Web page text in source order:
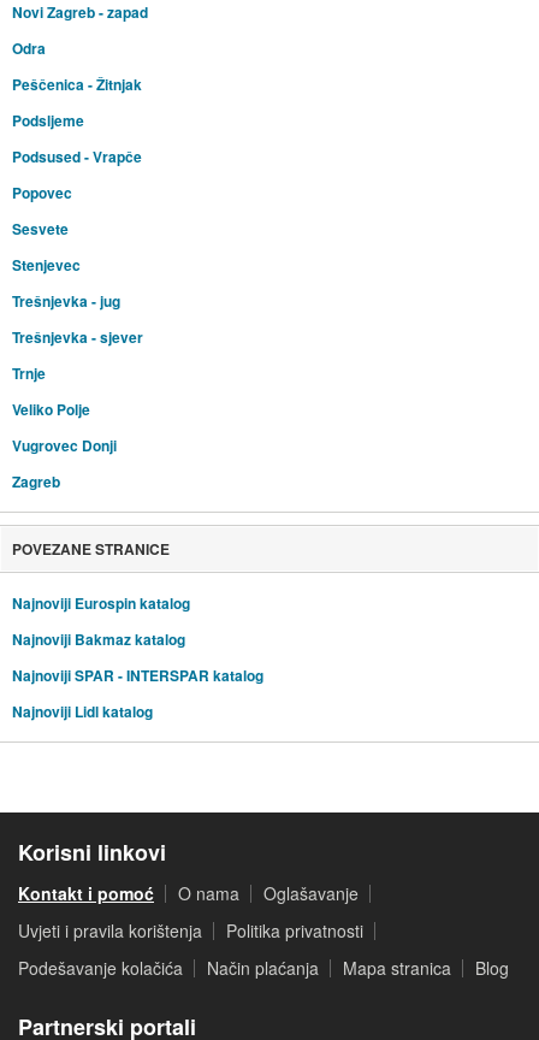
Novi Zagreb - zapad
Odra
Peščenica - Žitnjak
Podsljeme
Podsused - Vrapče
Popovec
Sesvete
Stenjevec
Trešnjevka - jug
Trešnjevka - sjever
Trnje
Veliko Polje
Vugrovec Donji
Zagreb
POVEZANE STRANICE
Najnoviji Eurospin katalog
Najnoviji Bakmaz katalog
Najnoviji SPAR - INTERSPAR katalog
Najnoviji Lidl katalog
Korisni linkovi
Kontakt i pomoć O nama
Oglašavanje
Uvjeti i pravila korištenja
Politika privatnosti
Podešavanje kolačića
Način plaćanja Mapa stranica Blog
Partnerski portali